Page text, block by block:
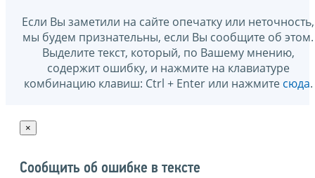
Если Вы заметили на сайте опечатку или неточность,
мы будем признательны, если Вы сообщите об этом.
Выделите текст, который, по Вашему мнению,
содержит ошибку, и нажмите на клавиатуре
комбинацию клавиш: Ctrl + Enter или нажмите сюда.
×
Сообщить об ошибке в тексте